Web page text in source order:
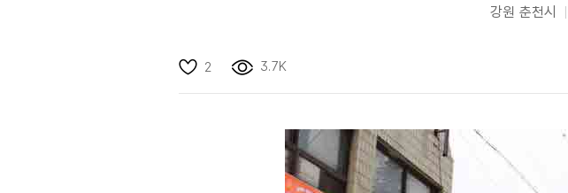
강원 춘천시
2 3.7K